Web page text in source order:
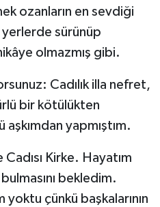
ozanların en sevdiği
sürünüp
olmazmış gibi.
Cadılık illa nefret,
bir kötülükten
yapmıştım.
Cadısı Kirke. Hayatım
bekledim.
yoktu çünkü başkalarının